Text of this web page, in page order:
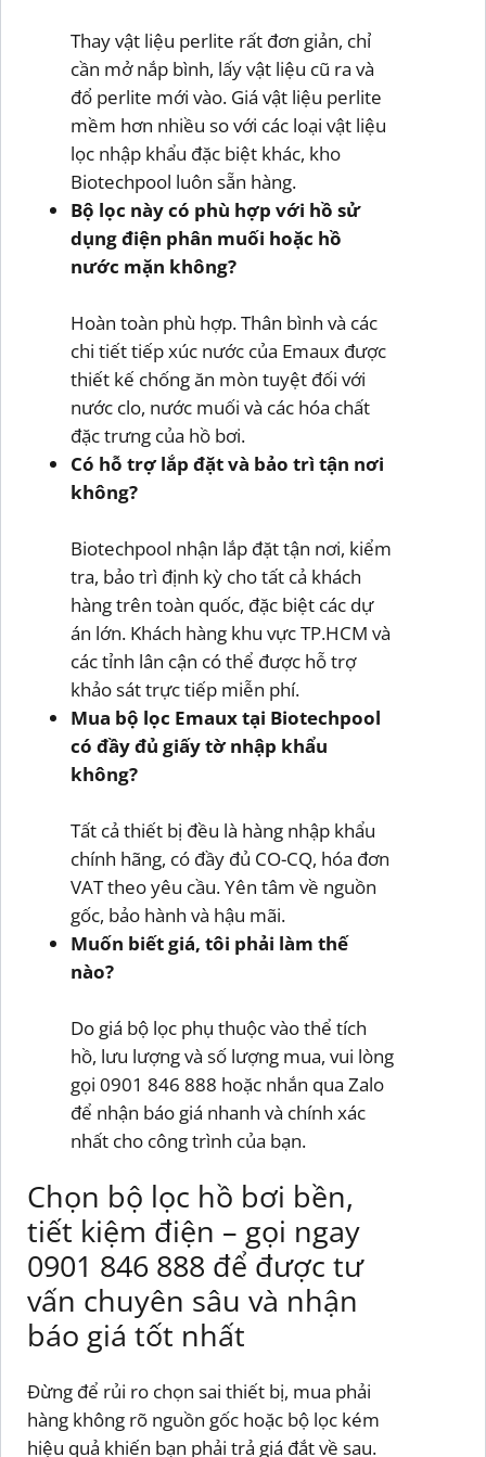
Thay vật liệu perlite rất đơn giản, chỉ
cần mở nắp bình, lấy vật liệu cũ ra và
đổ perlite mới vào. Giá vật liệu perlite
mềm hơn nhiều so với các loại vật liệu
lọc nhập khẩu đặc biệt khác, kho
Biotechpool luôn sẵn hàng.
Bộ lọc này có phù hợp với hồ sử
dụng điện phân muối hoặc hồ
nước mặn không?
Hoàn toàn phù hợp. Thân bình và các
chi tiết tiếp xúc nước của Emaux được
thiết kế chống ăn mòn tuyệt đối với
nước clo, nước muối và các hóa chất
đặc trưng của hồ bơi.
Có hỗ trợ lắp đặt và bảo trì tận nơi
không?
Biotechpool nhận lắp đặt tận nơi, kiểm
tra, bảo trì định kỳ cho tất cả khách
hàng trên toàn quốc, đặc biệt các dự
án lớn. Khách hàng khu vực TP.HCM và
các tỉnh lân cận có thể được hỗ trợ
khảo sát trực tiếp miễn phí.
Mua bộ lọc Emaux tại Biotechpool
có đầy đủ giấy tờ nhập khẩu
không?
Tất cả thiết bị đều là hàng nhập khẩu
chính hãng, có đầy đủ CO-CQ, hóa đơn
VAT theo yêu cầu. Yên tâm về nguồn
gốc, bảo hành và hậu mãi.
Muốn biết giá, tôi phải làm thế
nào?
Do giá bộ lọc phụ thuộc vào thể tích
hồ, lưu lượng và số lượng mua, vui lòng
gọi 0901 846 888 hoặc nhắn qua Zalo
để nhận báo giá nhanh và chính xác
nhất cho công trình của bạn.
Chọn bộ lọc hồ bơi bền,
tiết kiệm điện – gọi ngay
0901 846 888 để được tư
vấn chuyên sâu và nhận
báo giá tốt nhất
Đừng để rủi ro chọn sai thiết bị, mua phải
hàng không rõ nguồn gốc hoặc bộ lọc kém
hiệu quả khiến bạn phải trả giá đắt về sau.